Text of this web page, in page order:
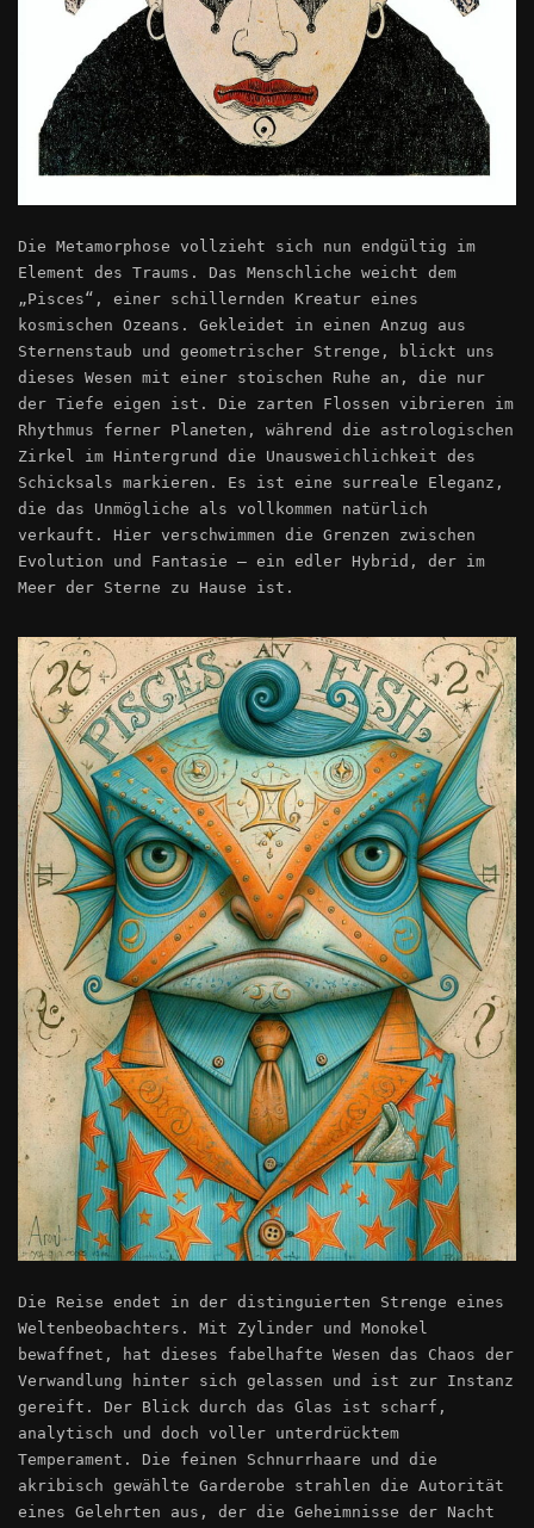
Die Metamorphose vollzieht sich nun endgültig im
Element des Traums. Das Menschliche weicht dem
„Pisces“, einer schillernden Kreatur eines
kosmischen Ozeans. Gekleidet in einen Anzug aus
Sternenstaub und geometrischer Strenge, blickt uns
dieses Wesen mit einer stoischen Ruhe an, die nur
der Tiefe eigen ist. Die zarten Flossen vibrieren im
Rhythmus ferner Planeten, während die astrologischen
Zirkel im Hintergrund die Unausweichlichkeit des
Schicksals markieren. Es ist eine surreale Eleganz,
die das Unmögliche als vollkommen natürlich
verkauft. Hier verschwimmen die Grenzen zwischen
Evolution und Fantasie – ein edler Hybrid, der im
Meer der Sterne zu Hause ist.
Die Reise endet in der distinguierten Strenge eines
Weltenbeobachters. Mit Zylinder und Monokel
bewaffnet, hat dieses fabelhafte Wesen das Chaos der
Verwandlung hinter sich gelassen und ist zur Instanz
gereift. Der Blick durch das Glas ist scharf,
analytisch und doch voller unterdrücktem
Temperament. Die feinen Schnurrhaare und die
akribisch gewählte Garderobe strahlen die Autorität
eines Gelehrten aus, der die Geheimnisse der Nacht